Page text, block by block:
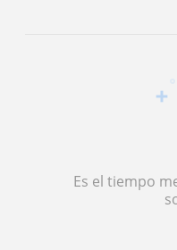
Es el tiempo